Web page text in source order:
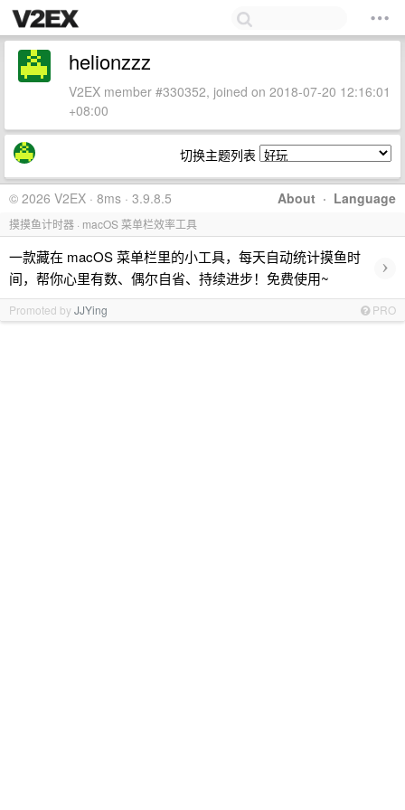
helionzzz
V2EX member #330352, joined on 2018-07-20 12:16:01
+08:00
切换主题列表
About · Language
© 2026 V2EX · 8ms · 3.9.8.5
摸摸鱼计时器 · macOS 菜单栏效率工具
一款藏在 macOS 菜单栏里的小工具，每天自动统计摸鱼时
间，帮你心里有数、偶尔自省、持续进步！免费使用~
›
Promoted byJJYing PRO